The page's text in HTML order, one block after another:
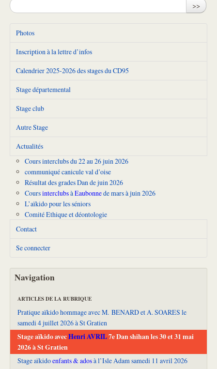
>>
Photos
Inscription à la lettre d’infos
Calendrier 2025-2026 des stages du CD95
Stage départemental
Stage club
Autre Stage
Actualités
Cours interclubs du 22 au 26 juin 2026
communiqué canicule val d’oise
Résultat des grades Dan de juin 2026
CoursinterclubsàEaubonnede mars à juin 2026
L’aïkido pour les séniors
Comité Ethique et déontologie
Contact
Se connecter
Navigation
ARTICLES DE LA RUBRIQUE
Pratique aïkido hommage avec M. BENARD et A. SOARES le
samedi 4 juillet 2026 à St Gratien
Stage aïkido avecHenri AVRIL7e Dan shihan les 30 et 31 mai
2026 à St Gratien
Stage aïkidoenfants & adosà l’Isle Adam samedi 11 avril 2026